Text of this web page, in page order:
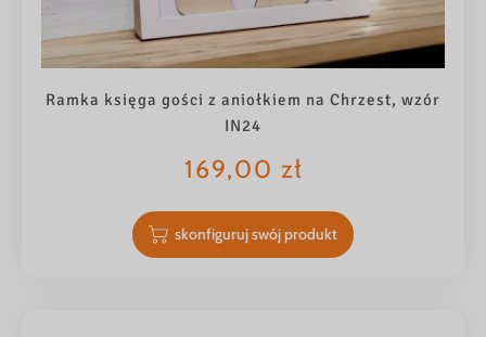
Ramka księga gości z aniołkiem na Chrzest, wzór
IN24
169,00 zł
skonfiguruj swój produkt